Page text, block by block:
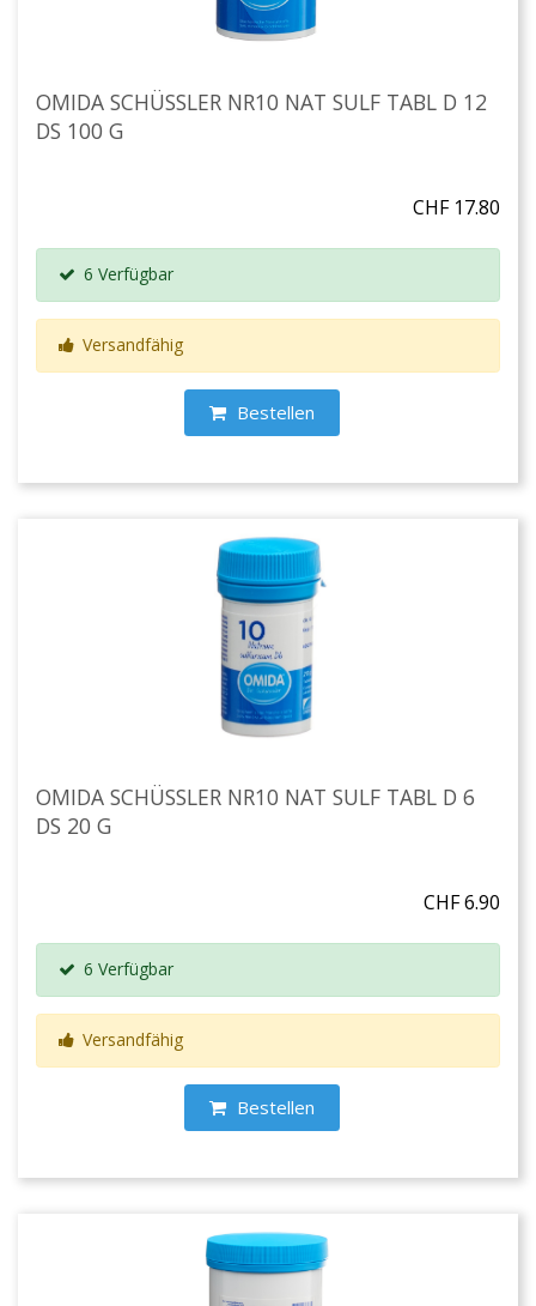
OMIDA SCHÜSSLER NR10 NAT SULF TABL D 12
DS 100 G
CHF 17.80
6 Verfügbar
Versandfähig
Bestellen
OMIDA SCHÜSSLER NR10 NAT SULF TABL D 6
DS 20 G
CHF 6.90
6 Verfügbar
Versandfähig
Bestellen